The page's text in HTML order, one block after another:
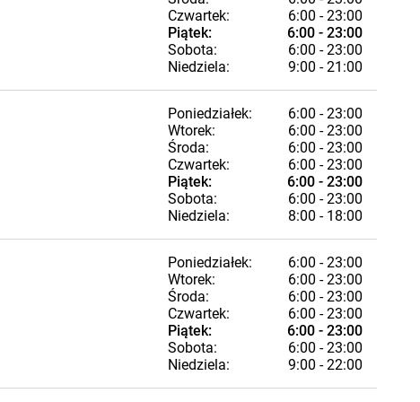
Czwartek:
6:00 - 23:00
Piątek:
6:00 - 23:00
Sobota:
6:00 - 23:00
Niedziela:
9:00 - 21:00
Poniedziałek:
6:00 - 23:00
Wtorek:
6:00 - 23:00
Środa:
6:00 - 23:00
Czwartek:
6:00 - 23:00
Piątek:
6:00 - 23:00
Sobota:
6:00 - 23:00
Niedziela:
8:00 - 18:00
Poniedziałek:
6:00 - 23:00
Wtorek:
6:00 - 23:00
Środa:
6:00 - 23:00
Czwartek:
6:00 - 23:00
Piątek:
6:00 - 23:00
Sobota:
6:00 - 23:00
Niedziela:
9:00 - 22:00